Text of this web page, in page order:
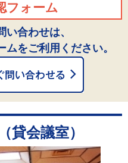
フォーム
合わせは、
をご利用ください。
貸会議室）